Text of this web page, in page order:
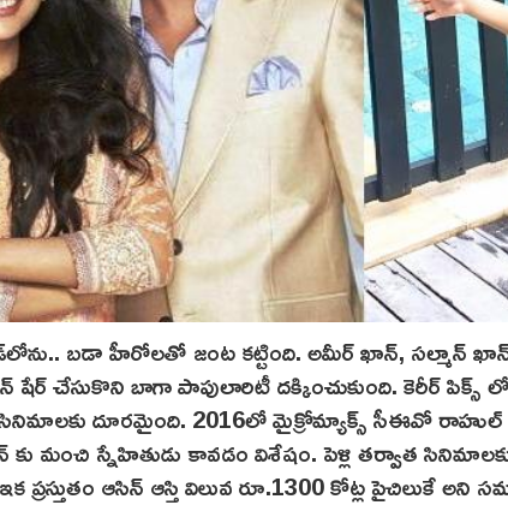
బడా హీరోలతో జంట కట్టింది. అమీర్ ఖాన్‌, సల్మాన్
షేర్ చేసుకొని బాగా పాపులారిటీ దక్కించుకుంది. కెరీర్
సినిమాలకు దూరమైంది. 2016లో మైక్రోమ్యాక్స్ సీఈవో
మంచి స్నేహితుడు కావడం విశేషం. పెళ్లి తర్వాత సినిమాలకు
ప్రస్తుతం ఆసిన్ ఆస్తి విలువ రూ.1300 కోట్ల పైచిలుకే